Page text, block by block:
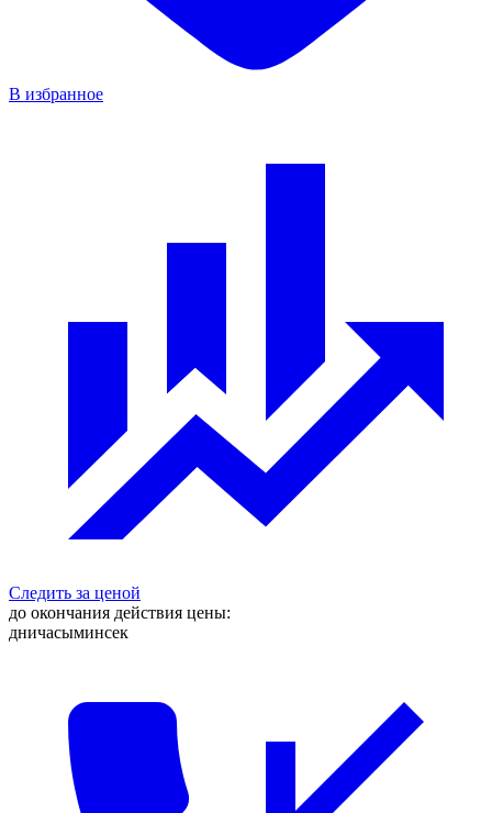
В избранное
Следить за ценой
до окончания действия цены:
дничасыминсек